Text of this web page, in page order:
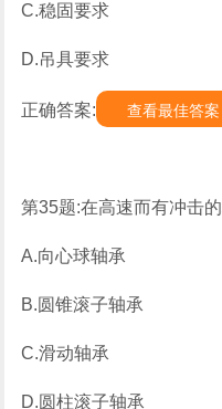
C.稳固要求
D.吊具要求
正确答案: 查看最佳答案
第35题:在高速而有冲击
A.向心球轴承
B.圆锥滚子轴承
C.滑动轴承
D.圆柱滚子轴承